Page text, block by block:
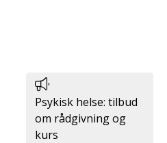
Psykisk helse: tilbud
om rådgivning og
kurs